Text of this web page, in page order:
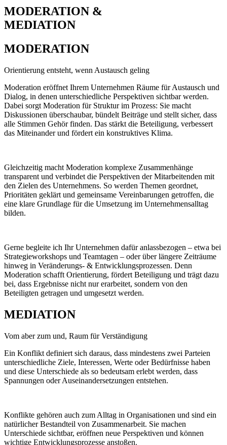
MODERATION &
MEDIATION
MODERATION
Orientierung entsteht, wenn Austausch geling
Moderation eröffnet Ihrem Unternehmen Räume für Austausch und
Dialog, in denen unterschiedliche Perspektiven sichtbar werden.
Dabei sorgt Moderation für Struktur im Prozess: Sie macht
Diskussionen überschaubar, bündelt Beiträge und stellt sicher, dass
alle Stimmen Gehör finden. Das stärkt die Beteiligung, verbessert
das Miteinander und fördert ein konstruktives Klima.
Gleichzeitig macht Moderation komplexe Zusammenhänge
transparent und verbindet die Perspektiven der Mitarbeitenden mit
den Zielen des Unternehmens. So werden Themen geordnet,
Prioritäten geklärt und gemeinsame Vereinbarungen getroffen, die
eine klare Grundlage für die Umsetzung im Unternehmensalltag
bilden.
Gerne begleite ich Ihr Unternehmen dafür anlassbezogen – etwa bei
Strategieworkshops und Teamtagen – oder über längere Zeiträume
hinweg in Veränderungs- & Entwicklungsprozessen. Denn
Moderation schafft Orientierung, fördert Beteiligung und trägt dazu
bei, dass Ergebnisse nicht nur erarbeitet, sondern von den
Beteiligten getragen und umgesetzt werden.
MEDIATION
Vom aber zum und, Raum für Verständigung
Ein Konflikt definiert sich daraus, dass mindestens zwei Parteien
unterschiedliche Ziele, Interessen, Werte oder Bedürfnisse haben
und diese Unterschiede als so bedeutsam erlebt werden, dass
Spannungen oder Auseinandersetzungen entstehen.
Konflikte gehören auch zum Alltag in Organisationen und sind ein
natürlicher Bestandteil von Zusammenarbeit. Sie machen
Unterschiede sichtbar, eröffnen neue Perspektiven und können
wichtige Entwicklungsprozesse anstoßen.